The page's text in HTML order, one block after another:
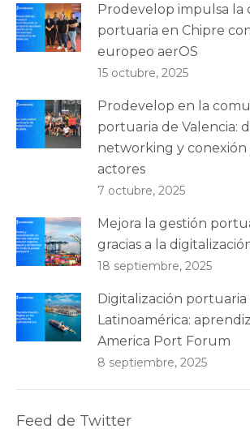
Prodevelop impulsa la
portuaria en Chipre
europeo aerOS
15 octubre, 2025
Prodevelop en la
portuaria de Valencia:
networking y
actores
7 octubre, 2025
Mejora la gestión
gracias a la
18 septiembre, 2025
Digitalización portuaria
Latinoamérica:
America Port Forum
8 septiembre, 2025
Feed de Twitter